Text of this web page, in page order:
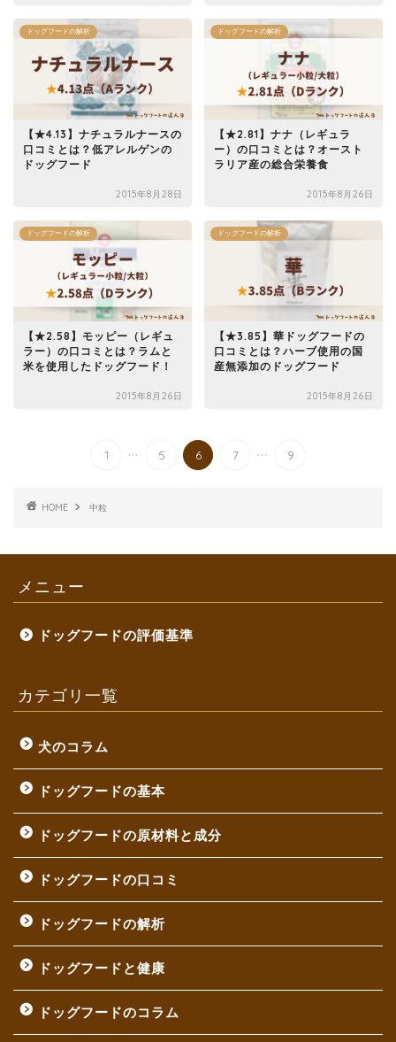
ドッグフードの解析
【★4.13】ナチュラルナースの
口コミとは？低アレルゲンの
ドッグフード
2015年8月28日
ドッグフードの解析
【★2.81】ナナ（レギュラ
ー）の口コミとは？オースト
ラリア産の総合栄養食
2015年8月26日
ドッグフードの解析
【★2.58】モッピー（レギュ
ラー）の口コミとは？ラムと
米を使用したドッグフード！
2015年8月26日
ドッグフードの解析
【★3.85】華ドッグフードの
口コミとは？ハーブ使用の国
産無添加のドッグフード
2015年8月26日
1 ... 5 6 7 ... 9
HOME 中粒
メニュー
ドッグフードの評価基準
カテゴリ一覧
犬のコラム
ドッグフードの基本
ドッグフードの原材料と成分
ドッグフードの口コミ
ドッグフードの解析
ドッグフードと健康
ドッグフードのコラム